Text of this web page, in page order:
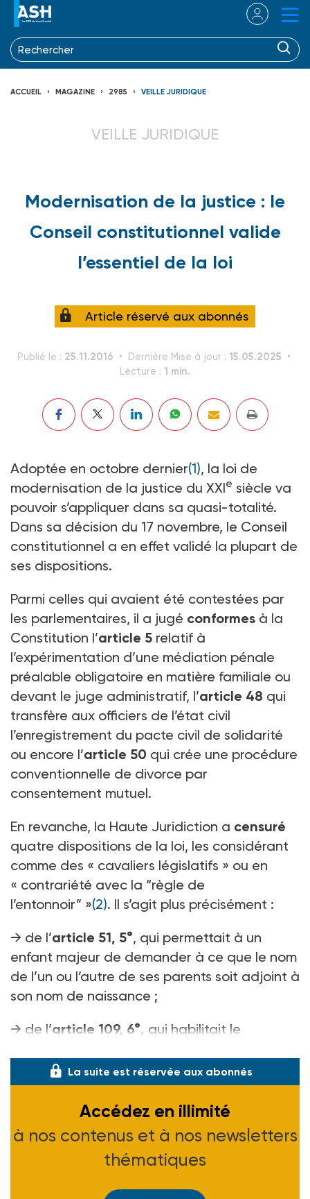
ACCUEIL MAGAZINE 2985 VEILLE JURIDIQUE
VEILLE JURIDIQUE
Modernisation de la justice : le
Conseil constitutionnel valide
l’essentiel de la loi
Article réservé aux abonnés
Publié le : 25.11.2016 Dernière Mise à jour : 15.05.2025
Lecture : 1 min.
Adoptée en octobre dernier(1), la loi de
modernisation de la justice du XXIe siècle va
pouvoir s’appliquer dans sa quasi-totalité.
Dans sa décision du 17 novembre, le Conseil
constitutionnel a en effet validé la plupart de
ses dispositions.
Parmi celles qui avaient été contestées par
les parlementaires, il a jugé conformes à la
Constitution l’article 5 relatif à
l’expérimentation d’une médiation pénale
préalable obligatoire en matière familiale ou
devant le juge administratif, l’article 48 qui
transfère aux officiers de l’état civil
l’enregistrement du pacte civil de solidarité
ou encore l’article 50 qui crée une procédure
conventionnelle de divorce par
consentement mutuel.
En revanche, la Haute Juridiction a censuré
quatre dispositions de la loi, les considérant
comme des « cavaliers législatifs » ou en
« contrariété avec la “règle de
l’entonnoir” »(2). Il s’agit plus précisément :
→ de l’article 51, 5°, qui permettait à un
enfant majeur de demander à ce que le nom
de l’un ou l’autre de ses parents soit adjoint à
son nom de naissance ;
→ de l’article 109, 6°, qui habilitait le
La suite est réservée aux abonnés
Accédez en illimité
à nos contenus et à nos newsletters
thématiques